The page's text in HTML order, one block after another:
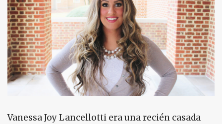
Vanessa Joy Lancellotti era una recién casada